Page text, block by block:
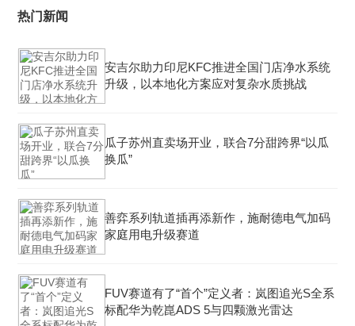
热门新闻
安吉尔助力印尼KFC推进全国门店净水系统
升级，以本地化方案应对复杂水质挑战
瓜子苏州直卖场开业，联合7分甜跨界“以瓜
换瓜”
善弈系列轨道插再添新作，施耐德电气加码
家庭用电升级赛道
FUV赛道有了“首个”定义者：岚图追光S全系
标配华为乾崑ADS 5与四颗激光雷达